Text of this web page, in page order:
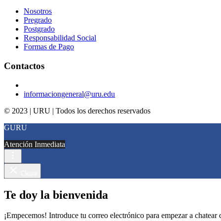
Nosotros
Pregrado
Postgrado
Responsabilidad Social
Formas de Pago
Contactos
informaciongeneral@uru.edu
© 2023 | URU | Todos los derechos reservados
GURU
Atención Inmediata
Te doy la bienvenida
¡Empecemos! Introduce tu correo electrónico para empezar a chatear